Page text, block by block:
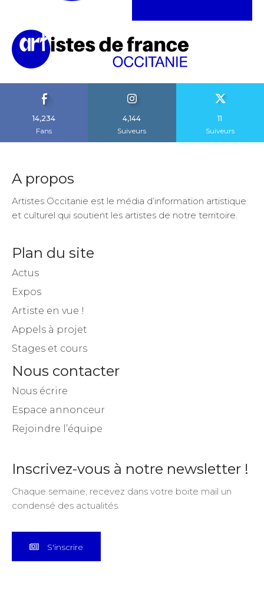
14,234
Fans
4,144
Suiveurs
11
Suiveurs
A propos
Artistes Occitanie est le média d’information artistique
et culturel qui soutient les artistes de notre territoire.
Plan du site
Actus
Expos
Artiste en vue !
Appels à projet
Stages et cours
Nous contacter
Nous écrire
Espace annonceur
Rejoindre l’équipe
Inscrivez-vous à notre newsletter !
Chaque semaine, recevez dans votre boite mail un
condensé des actualités.
S'inscrire